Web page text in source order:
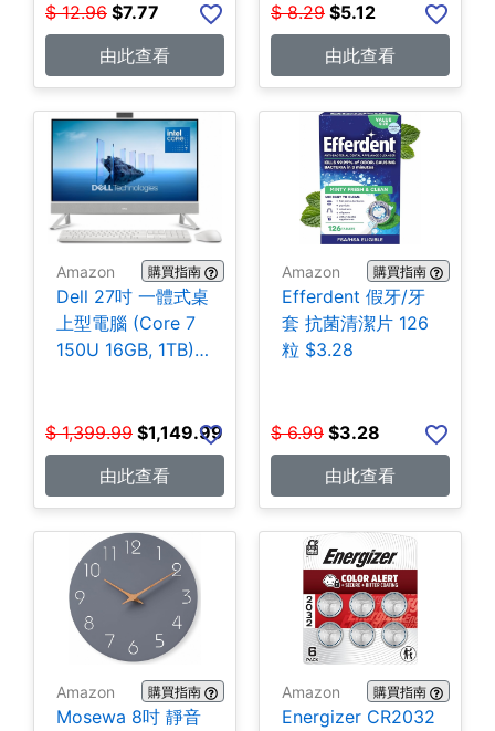
$ 12.96 $7.77
由此查看
$ 8.29 $5.12
由此查看
Amazon 購買指南
Dell 27吋 一體式桌
上型電腦 (Core 7
150U 16GB, 1TB)
$ 1,399.99 $1,149.99
由此查看
Amazon 購買指南
Efferdent 假牙/牙
套 抗菌清潔片 126
粒 $3.28
$ 6.99 $3.28
由此查看
Amazon 購買指南
Mosewa 8吋 靜音
Amazon 購買指南
Energizer CR2032